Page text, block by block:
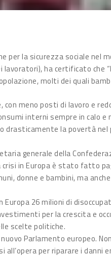
per la sicurezza sociale
ha certificato che
molti dei quali
meno posti di lavoro e
interni sempre in calo
la povertà
generale della
in Europa è stato fatto
donne e bambini, ma
Europa 26 milioni di
per la crescita e
scelte politiche.
Parlamento europeo.
per riparare i danni